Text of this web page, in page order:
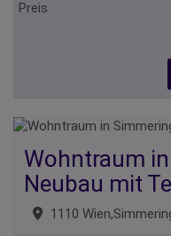
Wohntraum
Neubau mit
1110